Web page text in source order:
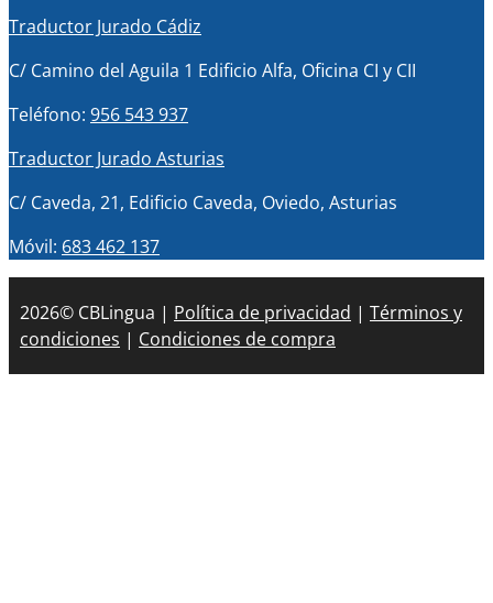
Traductor Jurado Cádiz
C/ Camino del Aguila 1 Edificio Alfa, Oficina CI y CII
Teléfono: 956 543 937
Traductor Jurado Asturias
C/ Caveda, 21, Edificio Caveda, Oviedo, Asturias
Móvil: 683 462 137
2026© CBLingua | Política de privacidad | Términos y
condiciones | Condiciones de compra